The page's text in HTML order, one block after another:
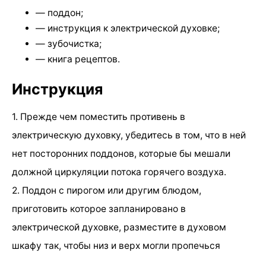
— поддон;
— инструкция к электрической духовке;
— зубочистка;
— книга рецептов.
Инструкция
1. Прежде чем поместить противень в
электрическую духовку, убедитесь в том, что в ней
нет посторонних поддонов, которые бы мешали
должной циркуляции потока горячего воздуха.
2. Поддон с пирогом или другим блюдом,
приготовить которое запланировано в
электрической духовке, разместите в духовом
шкафу так, чтобы низ и верх могли пропечься